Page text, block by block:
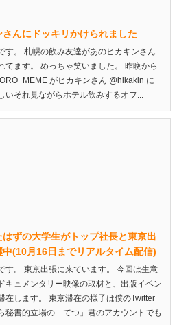
んにドッキリかけられました
す。 札幌の飲み友達があのヒカキンさん
てます。 めっちゃ笑いました。 昨晩から
がヒカキンさん @hikakin に
いそれ見ながらホテル飲みするオフ...
ずの大学生がトップ社長と東京出
(10月16日までリアルタイム配信)
す。 東京出張に来ています。 今回は生意
キュメンタリー映像の取材と、出版イベン
在します。 東京滞在の様子は僕のTwitter
秘書的立場の「てつ」君のアカウントでも